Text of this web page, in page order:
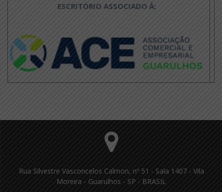
ESCRITÓRIO ASSOCIADO À:
Rua Silvestre Vasconcelos Calmon, nº 51 - Sala 1407 - Vila
Moreira - Guarulhos - SP - BRASIL